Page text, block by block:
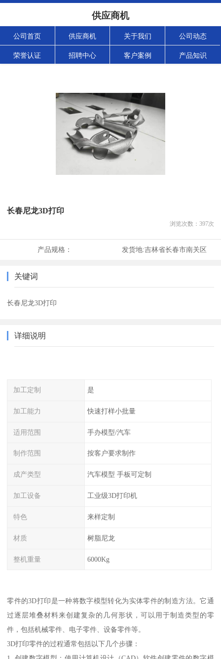
供应商机
公司首页 供应商机 关于我们 公司动态
荣誉认证 招聘中心 客户案例 产品知识
长春尼龙3D打印
浏览次数： 397次
产品规格： 发货地:吉林省长春市南关区
关键词
长春尼龙3D打印
详细说明
加工定制 是
加工能力 快速打样小批量
适用范围 手办模型/汽车
制作范围 按客户要求制作
成产类型 汽车模型 手板可定制
加工设备 工业级3D打印机
特色 来样定制
材质 树脂尼龙
整机重量 6000Kg
零件的3D打印是一种将数字模型转化为实体零件的制造方法。它通
过逐层堆叠材料来创建复杂的几何形状，可以用于制造类型的零
件，包括机械零件、电子零件、设备零件等。
3D打印零件的过程通常包括以下几个步骤：